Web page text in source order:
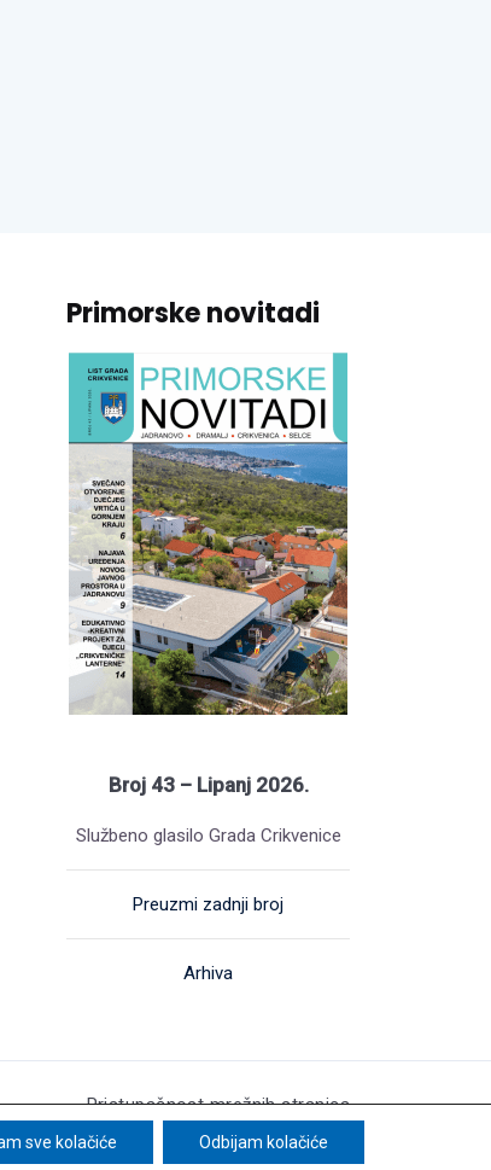
Primorske novitadi
Broj 43 – Lipanj 2026.
Službeno glasilo Grada Crikvenice
Preuzmi zadnji broj
Arhiva
Pristupačnost mrežnih stranica
UNICITAS / Izrada: Creative Media™
sve kolačiće Odbijam kolačiće